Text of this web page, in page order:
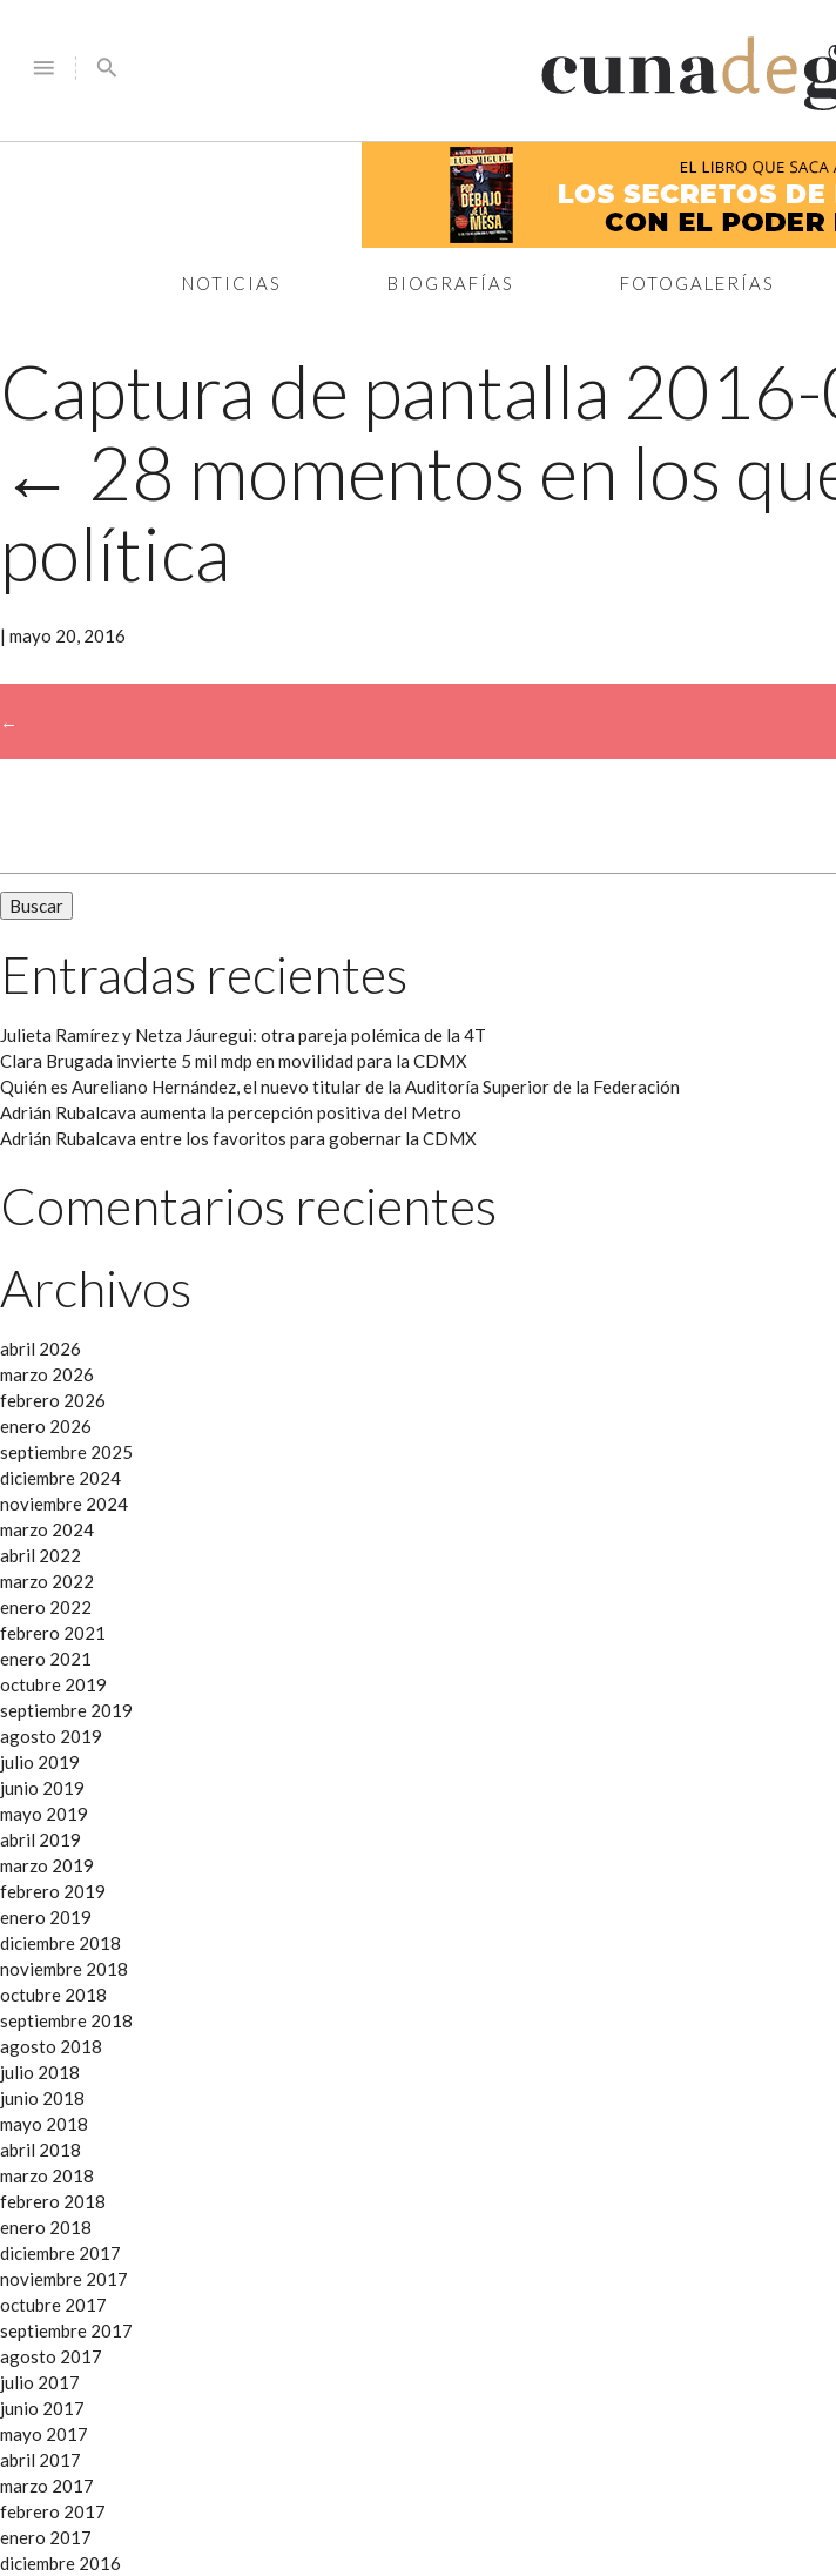
menu search
NOTICIAS BIOGRAFÍAS FOTOGALERÍAS
Captura de pantalla
← 28 momentos en los
política
| mayo 20, 2016
←
Entradas recientes
Julieta Ramírez y Netza Jáuregui: otra pareja polémica de la 4T
Clara Brugada invierte 5 mil mdp en movilidad para la CDMX
Quién es Aureliano Hernández, el nuevo titular de la Auditoría Superior de la Federación
Adrián Rubalcava aumenta la percepción positiva del Metro
Adrián Rubalcava entre los favoritos para gobernar la CDMX
Comentarios recientes
Archivos
abril 2026
marzo 2026
febrero 2026
enero 2026
septiembre 2025
diciembre 2024
noviembre 2024
marzo 2024
abril 2022
marzo 2022
enero 2022
febrero 2021
enero 2021
octubre 2019
septiembre 2019
agosto 2019
julio 2019
junio 2019
mayo 2019
abril 2019
marzo 2019
febrero 2019
enero 2019
diciembre 2018
noviembre 2018
octubre 2018
septiembre 2018
agosto 2018
julio 2018
junio 2018
mayo 2018
abril 2018
marzo 2018
febrero 2018
enero 2018
diciembre 2017
noviembre 2017
octubre 2017
septiembre 2017
agosto 2017
julio 2017
junio 2017
mayo 2017
abril 2017
marzo 2017
febrero 2017
enero 2017
diciembre 2016